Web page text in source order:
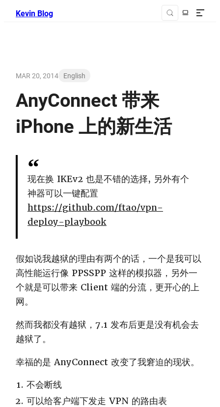
Kevin Blog
MAR 20, 2014 English
AnyConnect 带来
iPhone 上的新生活
现在换 IKEv2 也是不错的选择, 另外有个
神器可以一键配置
https://github.com/ftao/vpn-
deploy-playbook
假如说我越狱的理由有两个的话，一个是我可以
高性能运行像 PPSSPP 这样的模拟器，另外一
个就是可以带来 Client 端的分流，更开心的上
网。
然而我都没有越狱，7.1 发布后更是没有机会去
越狱了。
幸福的是 AnyConnect 改变了我窘迫的现状。
不会断线
可以给客户端下发走 VPN 的路由表